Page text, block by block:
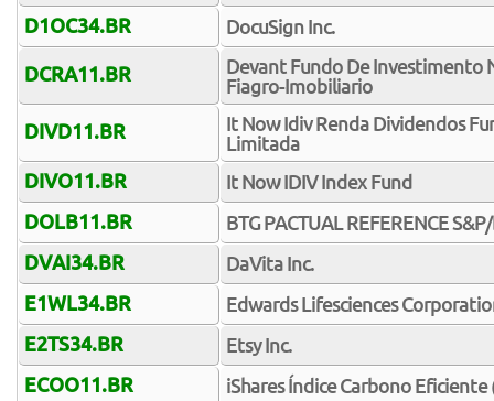
D1OC34.BR
DocuSign Inc.
DCRA11.BR
Devant Fundo De Investimento
Fiagro-Imobiliario
DIVD11.BR
It Now Idiv Renda Dividendos
Limitada
DIVO11.BR
It Now IDIV Index Fund
DOLB11.BR
BTG PACTUAL REFERENCE
DVAI34.BR
DaVita Inc.
E1WL34.BR
Edwards Lifesciences
E2TS34.BR
Etsy Inc.
ECOO11.BR
iShares Índice Carbono Eficiente